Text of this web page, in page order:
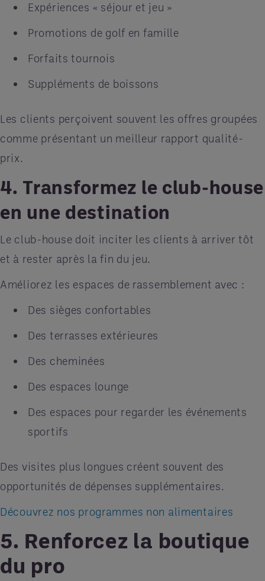
Expériences « séjour et jeu »
Promotions de golf en famille
Forfaits tournois
Suppléments de boissons
Les clients perçoivent souvent les offres groupées
comme présentant un meilleur rapport qualité-
prix.
4. Transformez le club-house
en une destination
Le club-house doit inciter les clients à arriver tôt
et à rester après la fin du jeu.
Améliorez les espaces de rassemblement avec :
Des sièges confortables
Des terrasses extérieures
Des cheminées
Des espaces lounge
Des espaces pour regarder les événements
sportifs
Des visites plus longues créent souvent des
opportunités de dépenses supplémentaires.
Découvrez nos programmes non alimentaires
5. Renforcez la boutique
du pro